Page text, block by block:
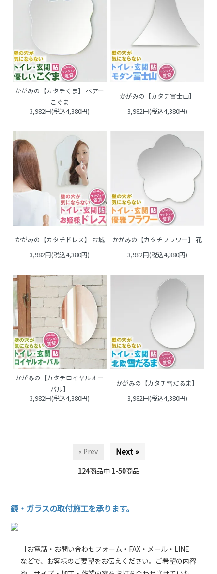
かがみの【カタチくま】 ベアー
こぐま
3,982円(税込4,380円)
かがみの【カタチ富士山】
3,982円(税込4,380円)
かがみの【カタチドレス】 お城
3,982円(税込4,380円)
かがみの【カタチフラワー】 花
3,982円(税込4,380円)
かがみの【カタチロイヤルオー
バル】
3,982円(税込4,380円)
かがみの【カタチ雪だるま】
3,982円(税込4,380円)
« Prev Next »
124商品中 1-50商品
鏡・ガラスの取付施工を承ります。
［お電話・お問い合わせフォーム・FAX・メール・LINE］
などで、お客様のご要望をお伝えください。ご希望の内容